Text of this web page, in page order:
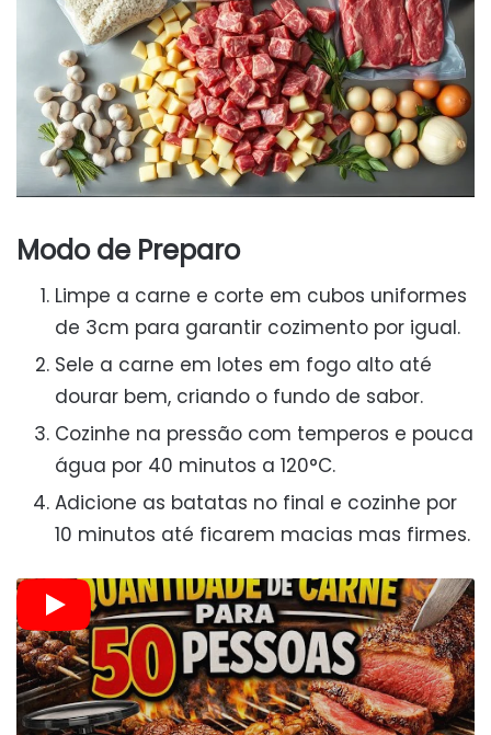
Modo de Preparo
Limpe a carne e corte em cubos uniformes
de 3cm para garantir cozimento por igual.
Sele a carne em lotes em fogo alto até
dourar bem, criando o fundo de sabor.
Cozinhe na pressão com temperos e pouca
água por 40 minutos a 120°C.
Adicione as batatas no final e cozinhe por
10 minutos até ficarem macias mas firmes.